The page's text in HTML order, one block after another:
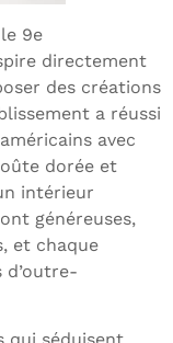
9e
directement
des créations
a réussi
avec
dorée et
intérieur
généreuses,
et chaque
d’outre-